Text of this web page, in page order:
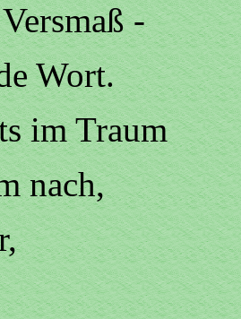
-
Wort.
im Traum
nach,